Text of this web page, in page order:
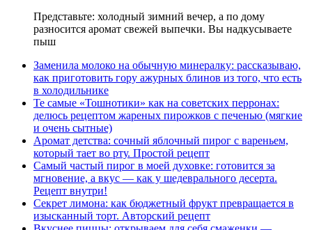
Представьте: холодный зимний вечер, а по дому
разносится аромат свежей выпечки. Вы надкусываете
пыш
Заменила молоко на обычную минералку: рассказываю,
как приготовить гору ажурных блинов из того, что есть
в холодильнике
Те самые «Тошнотики» как на советских перронах:
делюсь рецептом жареных пирожков с печенью (мягкие
и очень сытные)
Аромат детства: сочный яблочный пирог с вареньем,
который тает во рту. Простой рецепт
Самый частый пирог в моей духовке: готовится за
мгновение, а вкус — как у шедеврального десерта.
Рецепт внутри!
Секрет лимона: как бюджетный фрукт превращается в
изысканный торт. Авторский рецепт